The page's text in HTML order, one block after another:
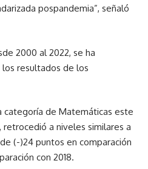
pospandemia”, señaló
2000 al 2022, se ha
resultados de los
categoría de Matemáticas este
a niveles similares a
(-)24 puntos en comparación
con 2018.